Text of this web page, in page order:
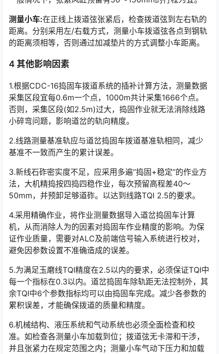
测量小车:在正线上拨道弦张紧后，检查拨道弦到左右轨的
距离。分别采用左/右载方式，测量小车拨道弦各点到钢轨
的距离须相等，否则通过加减垫片的方式调整小车距离。
4 其他影响因素
1.根据CDC-16捣固车拨道系统的插补计算方法，测量数据
采集区段宜每0.6m一个点，1000m共计采集1666个点。
否则，采集区段(如2.5m)过大，捣固作业就无法消除线路
小碎弯问题，影响道岔的轨向精度。󠅅󠅃󠄵󠅂󠄪󠇖󠆨󠆨󠇕󠆞󠆒󠅬󠇘󠆭󠆘󠇙󠆝󠅵󠇗󠆭󠆁󠄐󠇗󠅹󠅸󠇖󠆍󠅳󠇖󠅹󠅰󠇖󠆌󠅹
2.线路测量基准轨应与道岔捣固车拨道基准轨相同，减少
基准不一致而产生的累计误差。
3.新线石砟密实度不足，应采用多遍“捣固+稳定”的作业方
法，大机精捣按四捣四稳作业，每次预留高程差40～
50mm，并预卸足够道砟。以达到线路TQI 2.5的要求。󠅅󠅃󠄵󠅂󠄪󠇖󠆨󠆨󠇕󠆞󠆒󠅬󠇘󠆭󠆘󠇙󠆝󠅵󠇗󠆭󠆁󠄐󠇗󠅹󠅸󠇖󠆍󠅳󠇖󠅹󠅰󠇖󠆌󠅹
4.采用精确作业，将作业测量数据导入道岔捣固车计算
机，从而消除人为的因素对捣固车作业精度的影响。为保
证作业质量，需要对ALC及前端信号输入系统进行校对，
避免因参数设置不准确造成的误差。󠅅󠅃󠄵󠅂󠄪󠇖󠆨󠆨󠇕󠆞󠆒󠅬󠇘󠆭󠆘󠇙󠆝󠅵󠇗󠆭󠆁󠄐󠇗󠅹󠅸󠇖󠆍󠅳󠇖󠅹󠅰󠇖󠆌󠅹
5.为满足玉磨线TQI精度在2.5以内的要求，必须保证TQI中
每一个指标在0.3以内。道岔捣固车除轨距无法控制外，其
余TQI中6个参数指标均可以由捣固车完成。减少各参数的
累积误差，才能确保拨道的质量和精度。󠅅󠅃󠄵󠅂󠄪󠇖󠆨󠆨󠇕󠆞󠆒󠅬󠇘󠆭󠆘󠇙󠆝󠅵󠇗󠆭󠆁󠄐󠇗󠅹󠅸󠇖󠆍󠅳󠇖󠅹󠅰󠇖󠆌󠅹
6.机械结构、液压系统和气动系统也必须全面检查和校
准。如检查各测量小车加载到位；拨道弦无卡滞和干涉，
并且张紧力在规定范围之内；测量小车气动下压力和加载